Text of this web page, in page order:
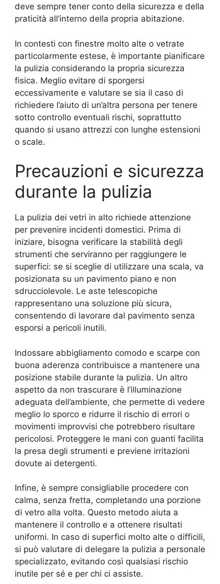
deve sempre tener conto della sicurezza e della
praticità all’interno della propria abitazione.
In contesti con finestre molto alte o vetrate
particolarmente estese, è importante pianificare
la pulizia considerando la propria sicurezza
fisica. Meglio evitare di sporgersi
eccessivamente e valutare se sia il caso di
richiedere l’aiuto di un’altra persona per tenere
sotto controllo eventuali rischi, soprattutto
quando si usano attrezzi con lunghe estensioni
o scale.
Precauzioni e sicurezza
durante la pulizia
La pulizia dei vetri in alto richiede attenzione
per prevenire incidenti domestici. Prima di
iniziare, bisogna verificare la stabilità degli
strumenti che serviranno per raggiungere le
superfici: se si sceglie di utilizzare una scala, va
posizionata su un pavimento piano e non
sdrucciolevole. Le aste telescopiche
rappresentano una soluzione più sicura,
consentendo di lavorare dal pavimento senza
esporsi a pericoli inutili.
Indossare abbigliamento comodo e scarpe con
buona aderenza contribuisce a mantenere una
posizione stabile durante la pulizia. Un altro
aspetto da non trascurare è l’illuminazione
adeguata dell’ambiente, che permette di vedere
meglio lo sporco e ridurre il rischio di errori o
movimenti improvvisi che potrebbero risultare
pericolosi. Proteggere le mani con guanti facilita
la presa degli strumenti e previene irritazioni
dovute ai detergenti.
Infine, è sempre consigliabile procedere con
calma, senza fretta, completando una porzione
di vetro alla volta. Questo metodo aiuta a
mantenere il controllo e a ottenere risultati
uniformi. In caso di superfici molto alte o difficili,
si può valutare di delegare la pulizia a personale
specializzato, evitando così qualsiasi rischio
inutile per sé e per chi ci assiste.